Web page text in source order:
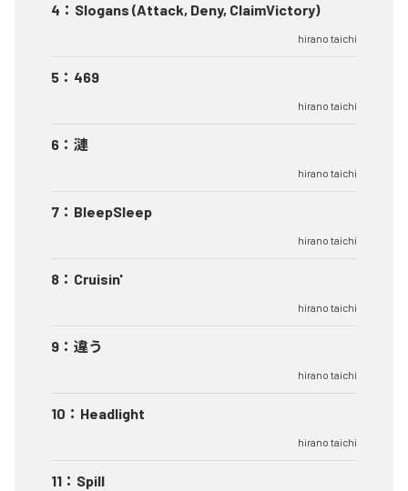
4 ： Slogans (Attack, Deny, ClaimVictory)
hirano taichi
5 ： 469
hirano taichi
6 ： 漣
hirano taichi
7 ： BleepSleep
hirano taichi
8 ： Cruisin'
hirano taichi
9 ： 違う
hirano taichi
10 ： Headlight
hirano taichi
11 ： Spill